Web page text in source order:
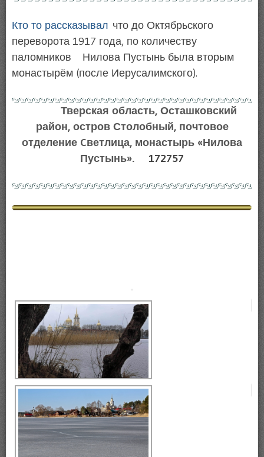
Кто то рассказывал что до Октябрьского
переворота 1917 года, по количеству
паломников Нилова Пустынь была вторым
монастырём (после Иерусалимского).
Тверская область, Осташковский
район, остров Столобный, почтовое
отделение Cветлица, монастырь «Нилова
Пустынь». 172757
весна 2017